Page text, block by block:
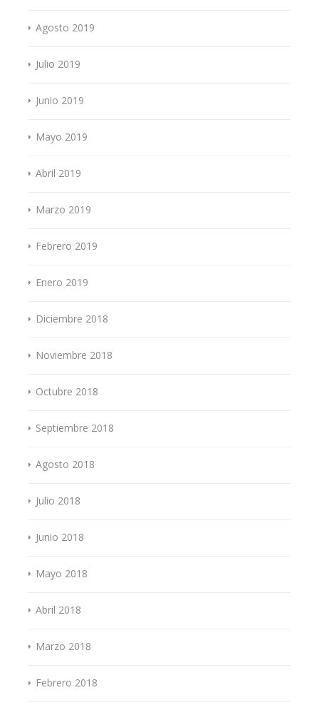
Agosto 2019
Julio 2019
Junio 2019
Mayo 2019
Abril 2019
Marzo 2019
Febrero 2019
Enero 2019
Diciembre 2018
Noviembre 2018
Octubre 2018
Septiembre 2018
Agosto 2018
Julio 2018
Junio 2018
Mayo 2018
Abril 2018
Marzo 2018
Febrero 2018